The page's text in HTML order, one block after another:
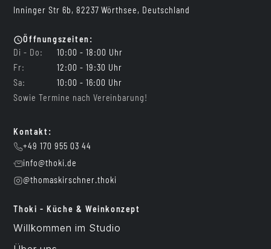
Inninger Str 6b, 82237 Wörthsee, Deutschland
Öffnungszeiten:
Di - Do:
10:00 - 18:00 Uhr
Fr:
12:00 - 19:30 Uhr
Sa:
10:00 - 16:00 Uhr
Sowie Termine nach Vereinbarung!
Kontakt:
+49 170 955 03 44
info@thoki.de
@thomaskirschner.thoki
Thoki - Küche & Weinkonzept
Willkommen im Studio